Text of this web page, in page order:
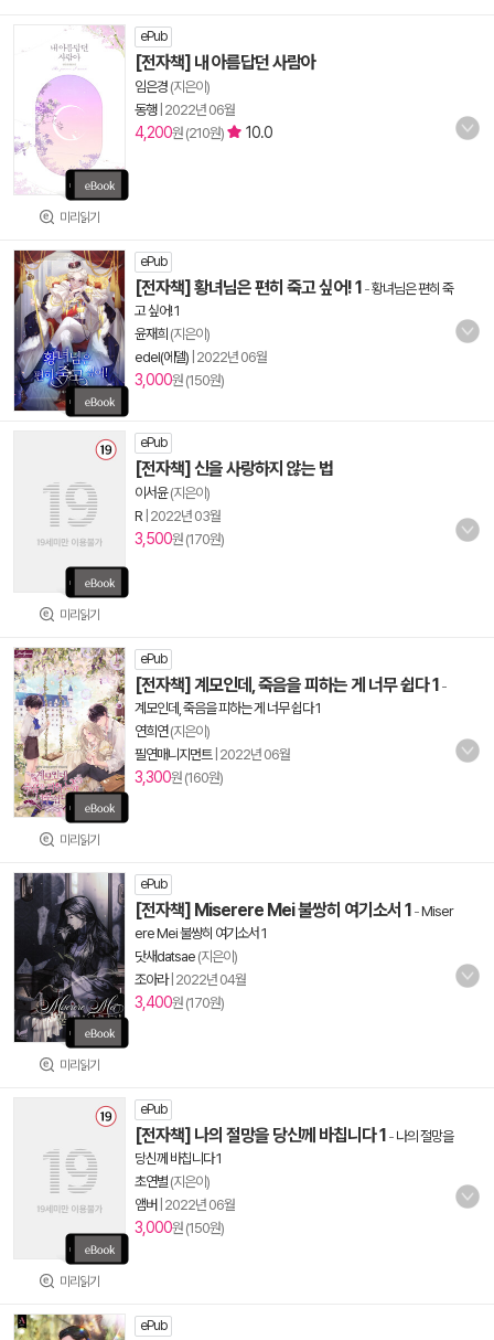
미리읽기
ePub
[전자책] 내 아름답던 사람아
임은경 (지은이)
동행| 2022년 06월
4,200원 (210원) 10.0
ePub
[전자책] 황녀님은 편히 죽고 싶어! 1 -황녀님은 편히 죽
고 싶어! 1
윤재희 (지은이)
edel(에델) 2022년 06월
3,000원 (150원)
미리읽기
ePub
[전자책] 신을 사랑하지 않는 법
이서윤(지은이)
R 2022년 03월
3,500원 (170원)
미리읽기
ePub
[전자책] 계모인데, 죽음을 피하는 게 너무 쉽다 1 -
계모인데, 죽음을 피하는 게 너무 쉽다 1
연희연(지은이)
필연매니지먼트| 2022년 06월
3,300원 (160원)
미리읽기
ePub
[전자책] Miserere Mei 불쌍히 여기소서 1 -Miser
ere Mei 불쌍히 여기소서 1
닷새datsae (지은이)
조아라| 2022년 04월
3,400원 (170원)
미리읽기
ePub
[전자책] 나의 절망을 당신께 바칩니다 1 - 나의 절망을
당신께 바칩니다 1
초연별 (지은이)
앰버 2022년 06월
3,000원 (150원)
ePub